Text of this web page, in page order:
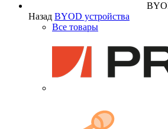
Назад BYOD устройства
Все товары